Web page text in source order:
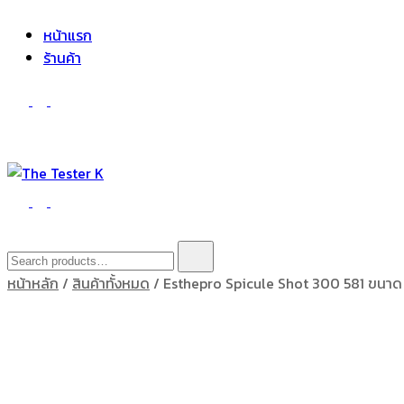
หน้าแรก
ร้านค้า
The Tester K
Korean cosmetics
Search
for:
หน้าหลัก / สินค้าทั้งหมด / Esthepro Spicule Shot 300 581 ขนา